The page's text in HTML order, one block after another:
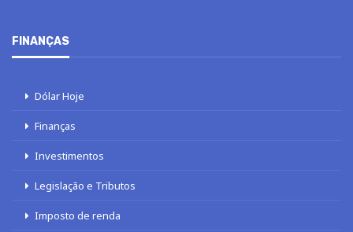
FINANÇAS
Dólar Hoje
Finanças
Investimentos
Legislação e Tributos
Imposto de renda